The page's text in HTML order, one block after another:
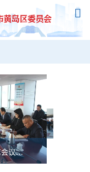
区政协组织部分退休老干部开展考察调研...
区政协开展“强化食品药品安全监管，保... 区政协党组会议暨主席会议召开 逯鹰主...
区政协党组召开2025年度民主生活会 ...